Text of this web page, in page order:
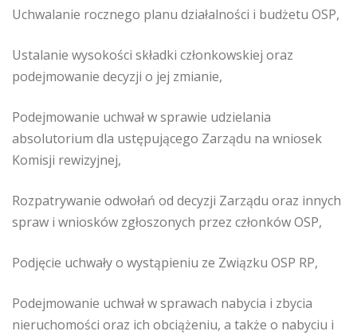
Uchwalanie rocznego planu działalności i budżetu OSP,
Ustalanie wysokości składki członkowskiej oraz
podejmowanie decyzji o jej zmianie,
Podejmowanie uchwał w sprawie udzielania
absolutorium dla ustępującego Zarządu na wniosek
Komisji rewizyjnej,
Rozpatrywanie odwołań od decyzji Zarządu oraz innych
spraw i wniosków zgłoszonych przez członków OSP,
Podjęcie uchwały o wystąpieniu ze Związku OSP RP,
Podejmowanie uchwał w sprawach nabycia i zbycia
nieruchomości oraz ich obciążeniu, a także o nabyciu i